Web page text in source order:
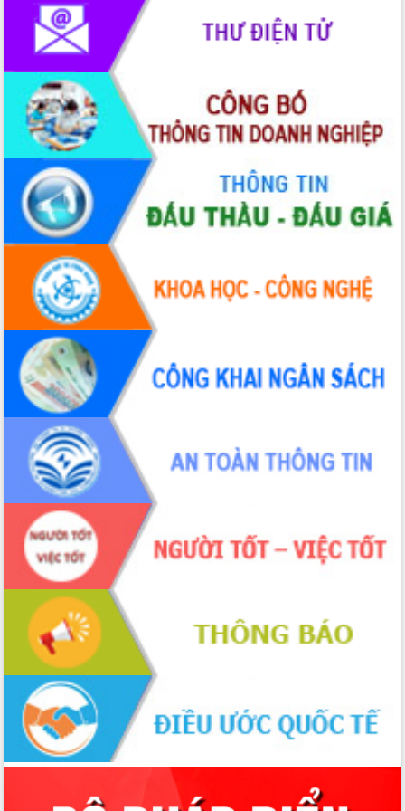
Khơi thông điểm nghẽn, đẩy nhanh
giải ngân vốn khắc phục thiên tai
HĐND tỉnh thông qua điều chỉnh Quy
hoạch tỉnh thời kỳ 2021-2030
Hội thảo góp ý hồ sơ điều chỉnh quy
hoạch tỉnh Đắk Lắk thời kỳ 2021-2030,
tầm nhìn đến năm 2050
Nâng cao hiệu quả hoạt động của các
doanh nghiệp nhà nước
Hội nghị triển khai kết nối mạng
truyền số liệu chuyên dùng phục vụ cơ
quan Đảng, Nhà nước
Lễ phát động chuỗi hoạt động chung
tay làm sạch môi trường
Xã Ea Kar bước chuyển mình trong
công tác cải cách hành chính mô hình
mới
UBND tỉnh họp báo định kỳ tháng 4
năm 2026
Hội thảo khoa học “Giải pháp thúc đẩy
phát triển nền kinh tế xanh tại tỉnh
Đắk Lắk”
Tăng cường giám sát, đôn đốc thực
hiện nhiệm vụ quản lý tài sản công
hàng tuần
Tháo gỡ những vướng mắc, đẩy mạnh
công tác cải cách thủ tục hành chính
tại Trung tâm Phục vụ hành chính
công tỉnh
Đắk Lắk: Tôn vinh 46 giải pháp tại Hội
thi Sáng tạo Kỹ thuật 2024 - 2025
Đắk Lắk rà soát, điều chỉnh Đề án 190
về phát triển nuôi trồng thủy sản
Phó Chủ tịch UBND tỉnh Đắk Lắk
Trương Công Thái kiểm tra thực địa
Dự án cao tốc Khánh Hòa - Buôn Ma
Thuột
Định vị cà phê Việt Nam như một “di
sản sống” trong dòng chảy toàn cầu